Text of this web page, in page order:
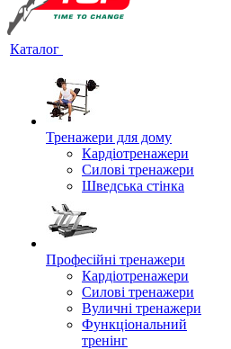
Каталог
Тренажери для дому
Кардіотренажери
Силові тренажери
Шведська стінка
Професійні тренажери
Кардіотренажери
Силові тренажери
Вуличні тренажери
Функціональний
тренінг